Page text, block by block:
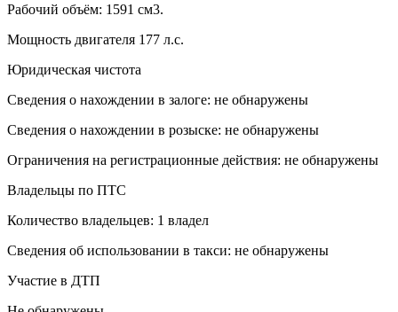
Рабочий объём: 1591 см3.
Мощность двигателя 177 л.с.
Юридическая чистота
Сведения о нахождении в залоге: не обнаружены
Сведения о нахождении в розыске: не обнаружены
Ограничения на регистрационные действия: не обнаружены
Владельцы по ПТС
Количество владельцев: 1 владел
Сведения об использовании в такси: не обнаружены
Участие в ДТП